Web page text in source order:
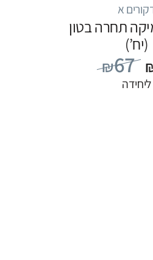
א
תחרה בטון
(יח’)
₪67
ליחידה